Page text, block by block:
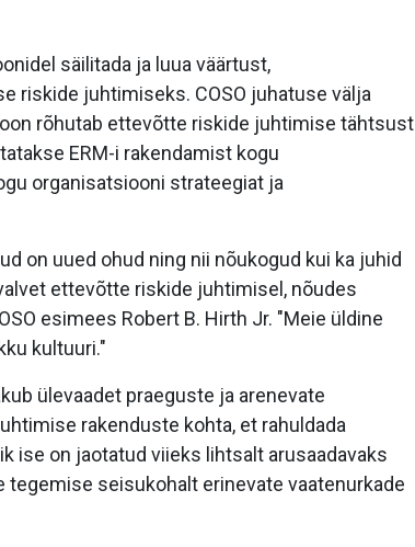
säilitada ja luua väärtust,
riskide juhtimiseks. COSO juhatuse välja
rõhutab ettevõtte riskide juhtimise tähtsust
ERM-i rakendamist kogu
organisatsiooni strateegiat ja
on uued ohud ning nii nõukogud kui ka juhid
ettevõtte riskide juhtimisel, nõudes
esimees Robert B. Hirth Jr. "Meie üldine
kultuuri."
ülevaadet praeguste ja arenevate
rakenduste kohta, et rahuldada
ise on jaotatud viieks lihtsalt arusaadavaks
seisukohalt erinevate vaatenurkade